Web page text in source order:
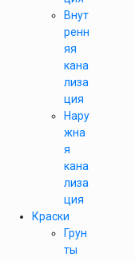
Внут
ренн
яя
кана
лиза
ция
Нару
жна
я
кана
лиза
ция
Краски
Грун
ты